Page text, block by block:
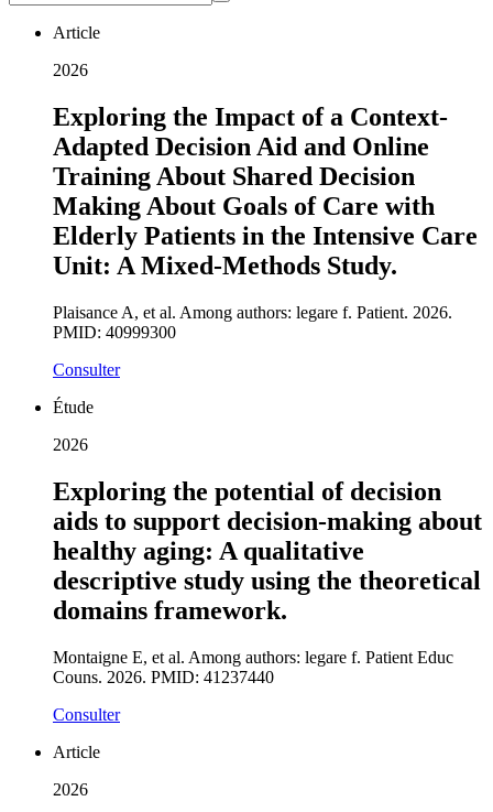
Article
2026
Exploring the Impact of a Context-
Adapted Decision Aid and Online
Training About Shared Decision
Making About Goals of Care with
Elderly Patients in the Intensive Care
Unit: A Mixed-Methods Study.
Plaisance A, et al. Among authors: legare f. Patient. 2026.
PMID: 40999300
Consulter
Étude
2026
Exploring the potential of decision
aids to support decision-making about
healthy aging: A qualitative
descriptive study using the theoretical
domains framework.
Montaigne E, et al. Among authors: legare f. Patient Educ
Couns. 2026. PMID: 41237440
Consulter
Article
2026